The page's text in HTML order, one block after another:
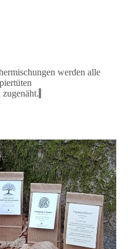
werden alle
t.